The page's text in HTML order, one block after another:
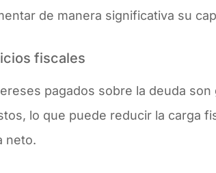
de manera significativa su
fiscales
pagados sobre la deuda
lo que puede reducir la carga
neto​.